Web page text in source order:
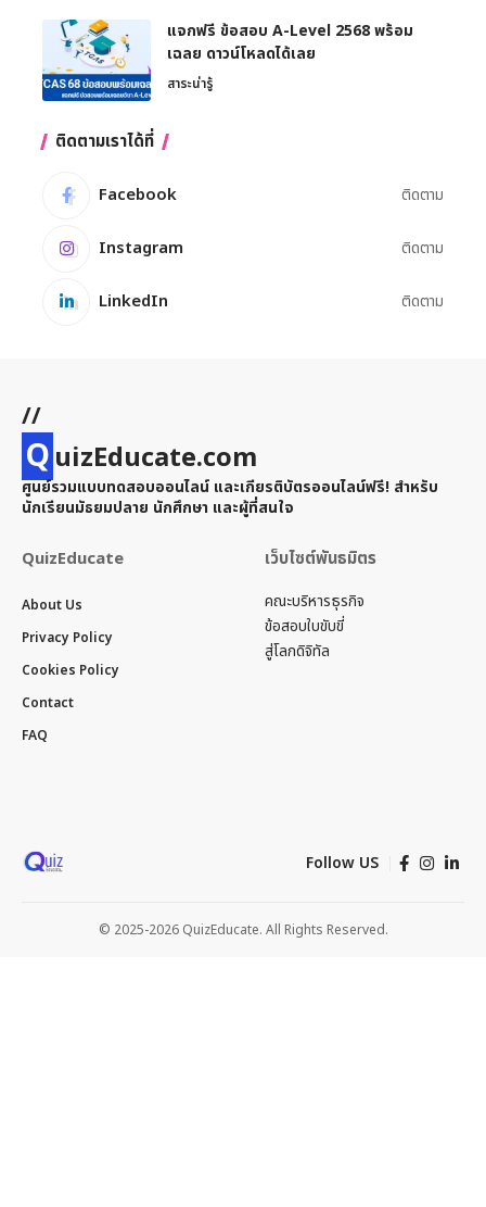
แจกฟรี ข้อสอบ A-Level 2568 พร้อม
เฉลย ดาวน์โหลดได้เลย
สาระน่ารู้
ติดตามเราได้ที่
Facebook ติดตาม
Instagram ติดตาม
LinkedIn ติดตาม
//
QuizEducate.com
ศูนย์รวมแบบทดสอบออนไลน์ และเกียรติบัตรออนไลน์ฟรี! สำหรับ
นักเรียนมัธยมปลาย นักศึกษา และผู้ที่สนใจ
QuizEducate
About Us
Privacy Policy
Cookies Policy
Contact
FAQ
เว็บไซต์พันธมิตร
คณะบริหารธุรกิจ
ข้อสอบใบขับขี่
สู่โลกดิจิทัล
Follow US
© 2025-2026 QuizEducate. All Rights Reserved.